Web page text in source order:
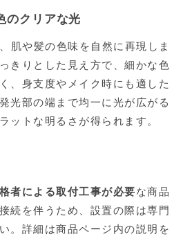
のクリアな光
肌や髪の色味を自然に再現しま
きりとした見え方で、細かな色
、身支度やメイク時にも適した
光部の端まで均一に光が広がる
ットな明るさが得られます。
者による取付工事が必要な商品
続を伴うため、設置の際は専門
。詳細は商品ページ内の説明を